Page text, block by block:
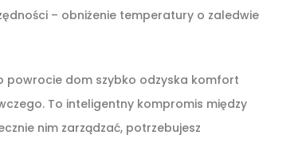
– obniżenie temperatury o zaledwie
powrocie dom szybko odzyska komfort
To inteligentny kompromis między
nim zarządzać, potrzebujesz